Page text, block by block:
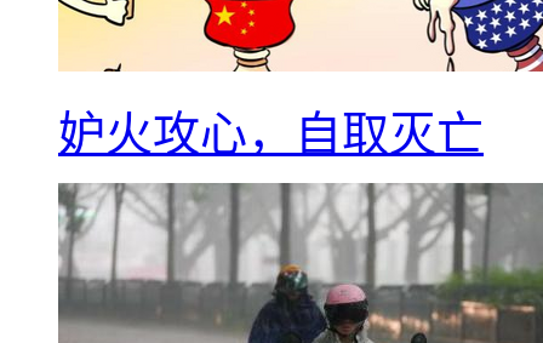
妒火攻心，自取灭亡